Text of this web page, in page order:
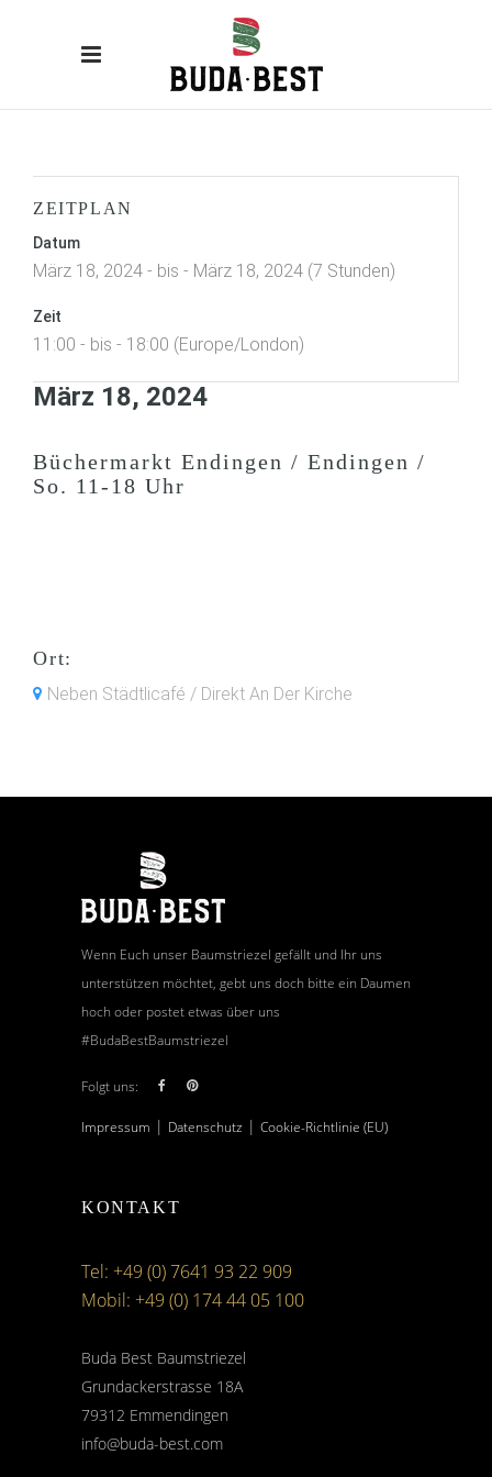
ZEITPLAN
Datum
März 18, 2024 - bis - März 18, 2024 (7 Stunden)
Zeit
11:00 - bis - 18:00 (Europe/London)
März 18, 2024
Büchermarkt Endingen / Endingen /
So. 11-18 Uhr
Ort:
Neben Städtlicafé / Direkt An Der Kirche
Wenn Euch unser Baumstriezel gefällt und Ihr uns
unterstützen möchtet, gebt uns doch bitte ein Daumen
hoch oder postet etwas über uns
#BudaBestBaumstriezel
Folgt uns:
Impressum | Datenschutz | Cookie-Richtlinie (EU)
KONTAKT
Tel: +49 (0) 7641 93 22 909
Mobil: +49 (0) 174 44 05 100
Buda Best Baumstriezel
Grundackerstrasse 18A
79312 Emmendingen
info@buda-best.com